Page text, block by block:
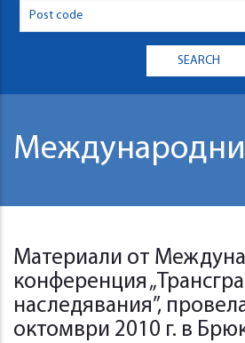
Международни
Материали от
конференция
наследявания”,
октомври 2010 г. в